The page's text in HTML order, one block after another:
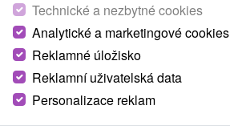
Technické a nezbytné cookies
Analytické a marketingové cookies
Reklamné úložisko
Reklamní uživatelská data
Personalizace reklam